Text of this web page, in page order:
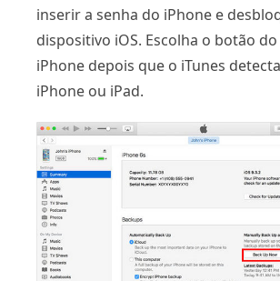
inserir a senha do iPhone e
dispositivo iOS. Escolha o botão
iPhone depois que o iTunes
iPhone ou iPad.